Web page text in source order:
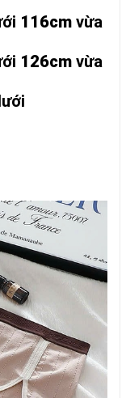
116cm vừa
126cm vừa